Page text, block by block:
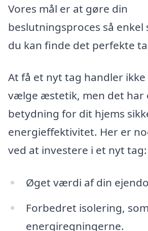
Vores mål er at gøre din
beslutningsproces så enkel
du kan finde det perfekte
At få et nyt tag handler
vælge æstetik, men det har
betydning for dit hjems
energieffektivitet. Her er
ved at investere i et nyt tag:
Øget værdi af din
Forbedret isolering,
energiregningerne.